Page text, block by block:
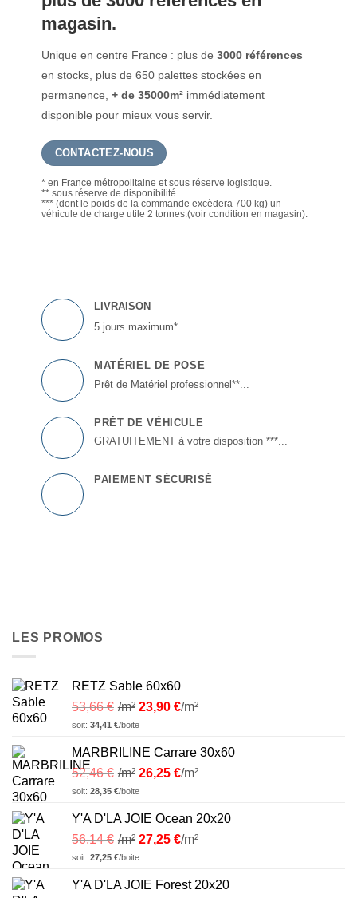
magasin.
Unique en centre France : plus de3000 références
en stocks, plus de 650 palettes stockées en
permanence,+ de 35000m² immédiatement
disponible pour mieux vous servir.
CONTACTEZ-NOUS
* en France métropolitaine et sous réserve logistique.
** sous réserve de disponibilité.
*** (dont le poids de la commande excèdera 700 kg) un
véhicule de charge utile 2 tonnes.(voir condition en magasin).
LIVRAISON
5 jours maximum*...
MATÉRIEL DE POSE
Prêt de Matériel professionnel**...
PRÊT DE VÉHICULE
GRATUITEMENT à votre disposition ***...
PAIEMENT SÉCURISÉ
LES PROMOS
RETZ Sable 60x60
53,66€ /m² 23,90 €/m²
soit: 34,41 €/boite
MARBRILINE Carrare 30x60
52,46€ /m² 26,25 €/m²
soit: 28,35 €/boite
Y'A D'LA JOIE Ocean 20x20
56,14€ /m² 27,25 €/m²
soit: 27,25 €/boite
Y'A D'LA JOIE Forest 20x20